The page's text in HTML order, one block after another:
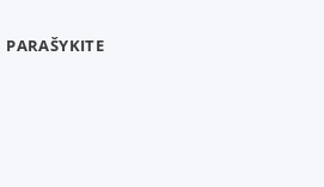
PARAŠYKITE